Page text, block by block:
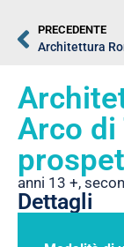
PRECEDENTE
Arco di
anni 13 +,
Dettagli